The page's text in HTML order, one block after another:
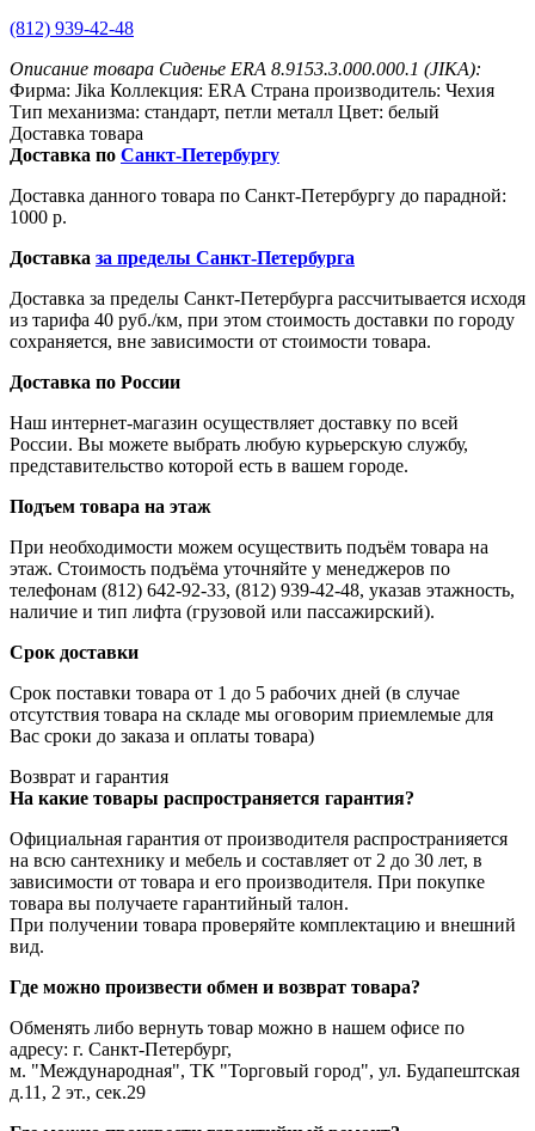
(812) 939-42-48
Описание товара Сиденье ERA 8.9153.3.000.000.1 (JIKA):
Фирма: Jika Коллекция: ERA Страна производитель: Чехия
Тип механизма: стандарт, петли металл Цвет: белый
Доставка товара
Доставка по Санкт-Петербургу
Доставка данного товара по Санкт-Петербургу до парадной:
1000 р.
Доставка за пределы Санкт-Петербурга
Доставка за пределы Санкт-Петербурга рассчитывается исходя
из тарифа 40 руб./км, при этом стоимость доставки по городу
сохраняется, вне зависимости от стоимости товара.
Доставка по России
Наш интернет-магазин осуществляет доставку по всей
России. Вы можете выбрать любую курьерскую службу,
представительство которой есть в вашем городе.
Подъем товара на этаж
При необходимости можем осуществить подъём товара на
этаж. Стоимость подъёма уточняйте у менеджеров по
телефонам (812) 642-92-33, (812) 939-42-48, указав этажность,
наличие и тип лифта (грузовой или пассажирский).
Срок доставки
Срок поставки товара от 1 до 5 рабочих дней (в случае
отсутствия товара на складе мы оговорим приемлемые для
Вас сроки до заказа и оплаты товара)
Возврат и гарантия
На какие товары распространяется гарантия?
Официальная гарантия от производителя распространияется
на всю сантехнику и мебель и составляет от 2 до 30 лет, в
зависимости от товара и его производителя. При покупке
товара вы получаете гарантийный талон.
При получении товара проверяйте комплектацию и внешний
вид.
Где можно произвести обмен и возврат товара?
Обменять либо вернуть товар можно в нашем офисе по
адресу: г. Санкт-Петербург,
м. "Международная", ТК "Торговый город", ул. Будапештская
д.11, 2 эт., сек.29